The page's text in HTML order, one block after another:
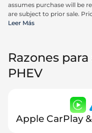
assumes purchase will be
are subject to prior sale.
incentives available to all
Leer Más
Razones
PHEV
Apple CarPlay